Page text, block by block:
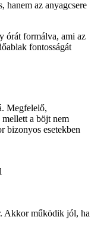
hanem az anyagcsere
Megfelelő,
a böjt nem
bizonyos esetekben
Akkor működik jól, ha